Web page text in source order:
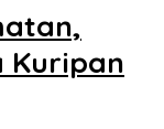
Kuripan